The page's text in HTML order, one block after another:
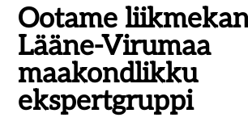
Ootame
Lääne-Virumaa
maakondlikku
ekspertgruppi